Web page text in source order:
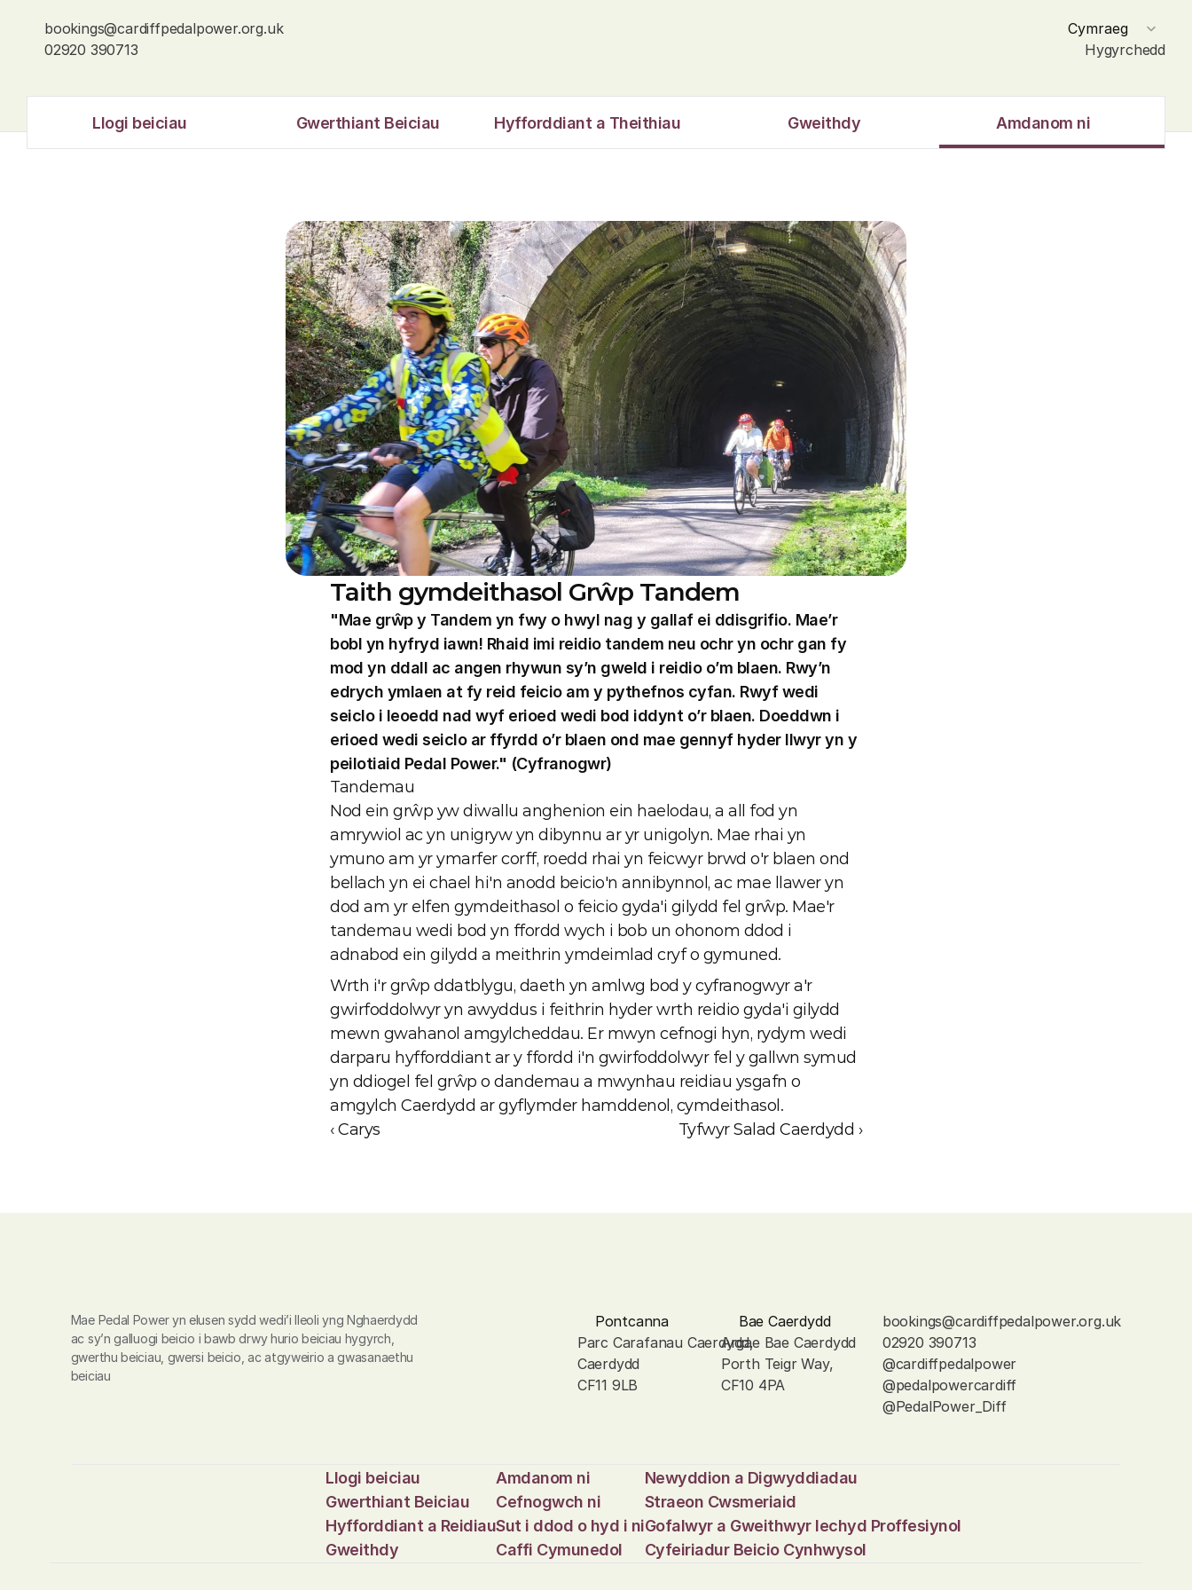
bookings@cardiffpedalpower.org.uk
02920 390713
Select Language
Cymraeg
Hygyrchedd
Llogi beiciau Gwerthiant Beiciau Hyfforddiant a Theithiau Gweithdy Amdanom ni
Taith gymdeithasol Grŵp Tandem
"Mae grŵp y Tandem yn fwy o hwyl nag y gallaf ei ddisgrifio. Mae’r
bobl yn hyfryd iawn! Rhaid imi reidio tandem neu ochr yn ochr gan fy
mod yn ddall ac angen rhywun sy’n gweld i reidio o’m blaen. Rwy’n
edrych ymlaen at fy reid feicio am y pythefnos cyfan. Rwyf wedi
seiclo i leoedd nad wyf erioed wedi bod iddynt o’r blaen. Doeddwn i
erioed wedi seiclo ar ffyrdd o’r blaen ond mae gennyf hyder llwyr yn y
peilotiaid Pedal Power." (Cyfranogwr)
Tandemau
Nod ein grŵp yw diwallu anghenion ein haelodau, a all fod yn
amrywiol ac yn unigryw yn dibynnu ar yr unigolyn. Mae rhai yn
ymuno am yr ymarfer corff, roedd rhai yn feicwyr brwd o'r blaen ond
bellach yn ei chael hi'n anodd beicio'n annibynnol, ac mae llawer yn
dod am yr elfen gymdeithasol o feicio gyda'i gilydd fel grŵp. Mae'r
tandemau wedi bod yn ffordd wych i bob un ohonom ddod i
adnabod ein gilydd a meithrin ymdeimlad cryf o gymuned.
Wrth i'r grŵp ddatblygu, daeth yn amlwg bod y cyfranogwyr a'r
gwirfoddolwyr yn awyddus i feithrin hyder wrth reidio gyda'i gilydd
mewn gwahanol amgylcheddau. Er mwyn cefnogi hyn, rydym wedi
darparu hyfforddiant ar y ffordd i'n gwirfoddolwyr fel y gallwn symud
yn ddiogel fel grŵp o dandemau a mwynhau reidiau ysgafn o
amgylch Caerdydd ar gyflymder hamddenol, cymdeithasol.
‹ Carys
Tyfwyr Salad Caerdydd ›
Mae Pedal Power yn elusen sydd wedi’i lleoli yng Nghaerdydd
ac sy’n galluogi beicio i bawb drwy hurio beiciau hygyrch,
gwerthu beiciau, gwersi beicio, ac atgyweirio a gwasanaethu
beiciau
Pontcanna
Parc Carafanau Caerdydd,
Caerdydd
CF11 9LB
Bae Caerdydd
Argae Bae Caerdydd
Porth Teigr Way,
CF10 4PA
bookings@cardiffpedalpower.org.uk
02920 390713
@cardiffpedalpower
@pedalpowercardiff
@PedalPower_Diff
Llogi beiciau
Gwerthiant Beiciau
Hyfforddiant a Reidiau
Gweithdy
Amdanom ni
Cefnogwch ni
Sut i ddod o hyd i ni
Caffi Cymunedol
Newyddion a Digwyddiadau
Straeon Cwsmeriaid
Gofalwyr a Gweithwyr Iechyd Proffesiynol
Cyfeiriadur Beicio Cynhwysol